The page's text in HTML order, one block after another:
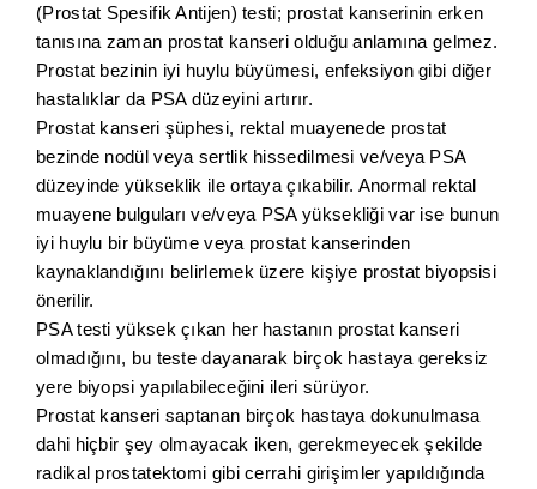
(Prostat Spesifik Antijen) testi; prostat kanserinin erken
tanısına zaman prostat kanseri olduğu anlamına gelmez.
Prostat bezinin iyi huylu büyümesi, enfeksiyon gibi diğer
hastalıklar da PSA düzeyini artırır.
Prostat kanseri şüphesi, rektal muayenede prostat
bezinde nodül veya sertlik hissedilmesi ve/veya PSA
düzeyinde yükseklik ile ortaya çıkabilir. Anormal rektal
muayene bulguları ve/veya PSA yüksekliği var ise bunun
iyi huylu bir büyüme veya prostat kanserinden
kaynaklandığını belirlemek üzere kişiye prostat biyopsisi
önerilir.
PSA testi yüksek çıkan her hastanın prostat kanseri
olmadığını, bu teste dayanarak birçok hastaya gereksiz
yere biyopsi yapılabileceğini ileri sürüyor.
Prostat kanseri saptanan birçok hastaya dokunulmasa
dahi hiçbir şey olmayacak iken, gerekmeyecek şekilde
radikal prostatektomi gibi cerrahi girişimler yapıldığında